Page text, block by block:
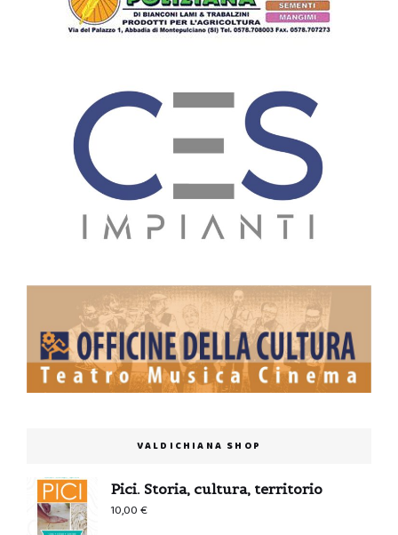
VALDICHIANA SHOP
Pici. Storia, cultura, territorio
10,00€